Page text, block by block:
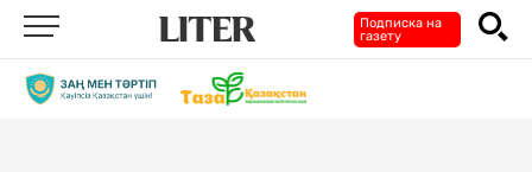
Подписка на
газету